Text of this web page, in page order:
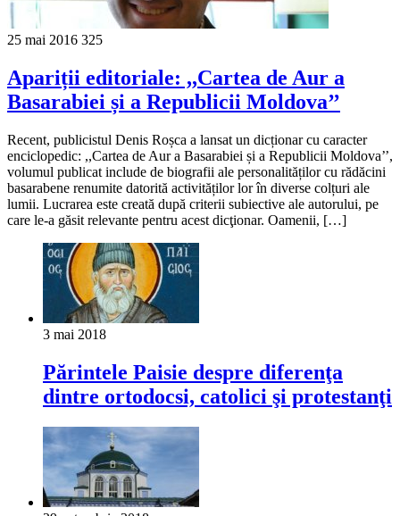
25 mai 2016 325
Apariții editoriale: ,,Cartea de Aur a
Basarabiei și a Republicii Moldova’’
Recent, publicistul Denis Roșca a lansat un dicționar cu caracter
enciclopedic: ,,Cartea de Aur a Basarabiei și a Republicii Moldova’’,
volumul publicat include de biografii ale personalităților cu rădăcini
basarabene renumite datorită activităților lor în diverse colțuri ale
lumii. Lucrarea este creată după criterii subiective ale autorului, pe
care le-a găsit relevante pentru acest dicţionar. Oamenii, […]
3 mai 2018
Părintele Paisie despre diferenţa
dintre ortodocsi, catolici şi protestanţi